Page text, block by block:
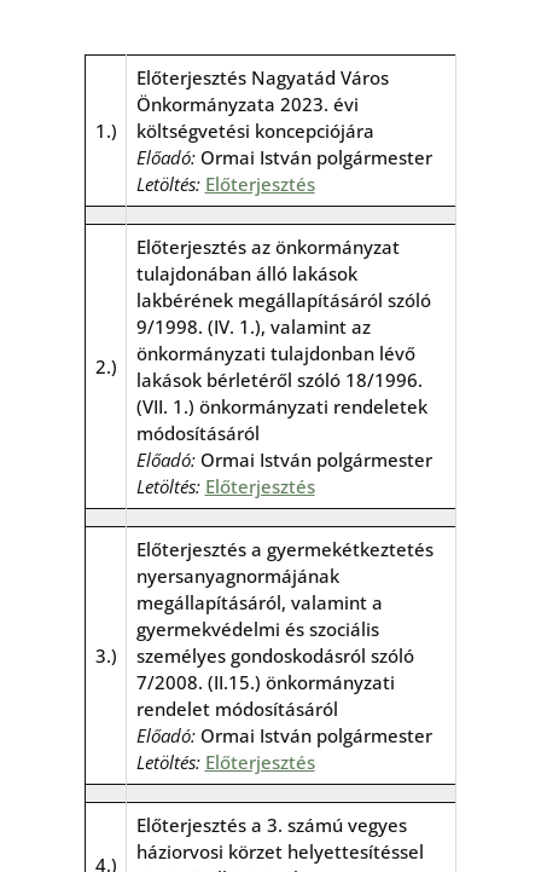
1.)
Előterjesztés Nagyatád Város
Önkormányzata 2023. évi
költségvetési koncepciójára
Előadó: Ormai István polgármester
Letöltés: Előterjesztés
2.)
Előterjesztés az önkormányzat
tulajdonában álló lakások
lakbérének megállapításáról szóló
9/1998. (IV. 1.), valamint az
önkormányzati tulajdonban lévő
lakások bérletéről szóló 18/1996.
(VII. 1.) önkormányzati rendeletek
módosításáról
Előadó: Ormai István polgármester
Letöltés: Előterjesztés
3.)
Előterjesztés a gyermekétkeztetés
nyersanyagnormájának
megállapításáról, valamint a
gyermekvédelmi és szociális
személyes gondoskodásról szóló
7/2008. (II.15.) önkormányzati
rendelet módosításáról
Előadó: Ormai István polgármester
Letöltés: Előterjesztés
4.)
Előterjesztés a 3. számú vegyes
háziorvosi körzet helyettesítéssel